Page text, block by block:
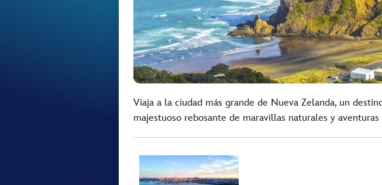
Viaja a la ciudad más grande de Nueva Zelanda, un
majestuoso rebosante de maravillas naturales y aventuras